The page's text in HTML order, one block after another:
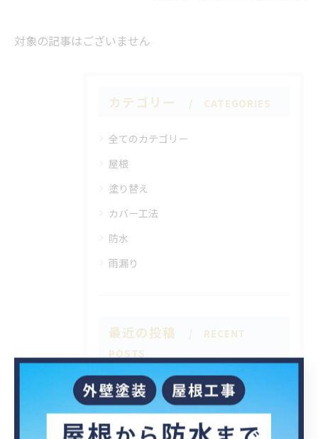
対象の記事はございません
カテゴリー CATEGORIES
全てのカテゴリー
屋根
塗り替え
カバー工法
防水
雨漏り
最近の投稿
RECENT
POSTS
2026/07/01